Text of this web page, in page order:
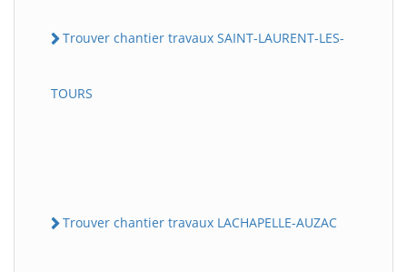
Trouver chantier travaux SAINT-LAURENT-LES-
TOURS
Trouver chantier travaux LACHAPELLE-AUZAC